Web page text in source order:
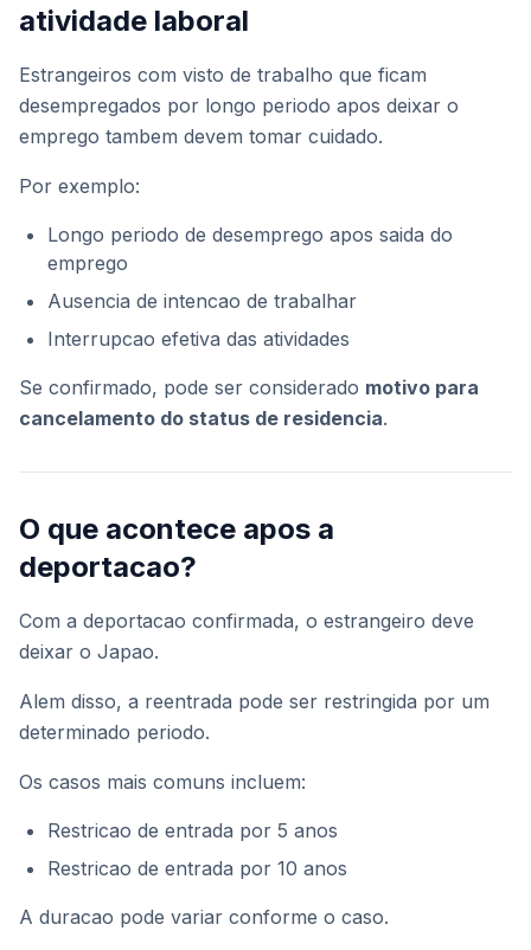
atividade laboral
Estrangeiros com visto de trabalho que ficam
desempregados por longo periodo apos deixar o
emprego tambem devem tomar cuidado.
Por exemplo:
Longo periodo de desemprego apos saida do
emprego
Ausencia de intencao de trabalhar
Interrupcao efetiva das atividades
Se confirmado, pode ser considerado motivo para
cancelamento do status de residencia.
O que acontece apos a
deportacao?
Com a deportacao confirmada, o estrangeiro deve
deixar o Japao.
Alem disso, a reentrada pode ser restringida por um
determinado periodo.
Os casos mais comuns incluem:
Restricao de entrada por 5 anos
Restricao de entrada por 10 anos
A duracao pode variar conforme o caso.